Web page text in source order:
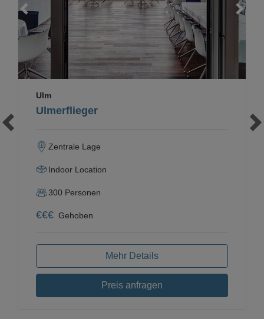
Ulmerflieger
Ulm
Zentrale Lage
Indoor Location
300 Personen
€€€ Gehoben
Mehr Details
Preis anfragen